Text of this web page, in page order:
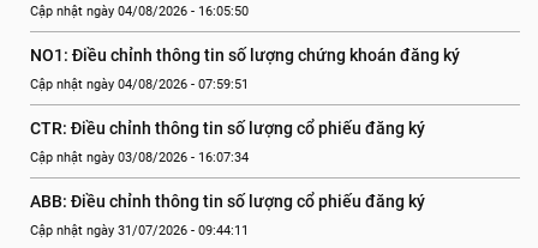
Cập nhật ngày 04/08/2026 - 16:05:50
NO1: Điều chỉnh thông tin số lượng chứng khoán đăng ký
Cập nhật ngày 04/08/2026 - 07:59:51
CTR: Điều chỉnh thông tin số lượng cổ phiếu đăng ký
Cập nhật ngày 03/08/2026 - 16:07:34
ABB: Điều chỉnh thông tin số lượng cổ phiếu đăng ký
Cập nhật ngày 31/07/2026 - 09:44:11